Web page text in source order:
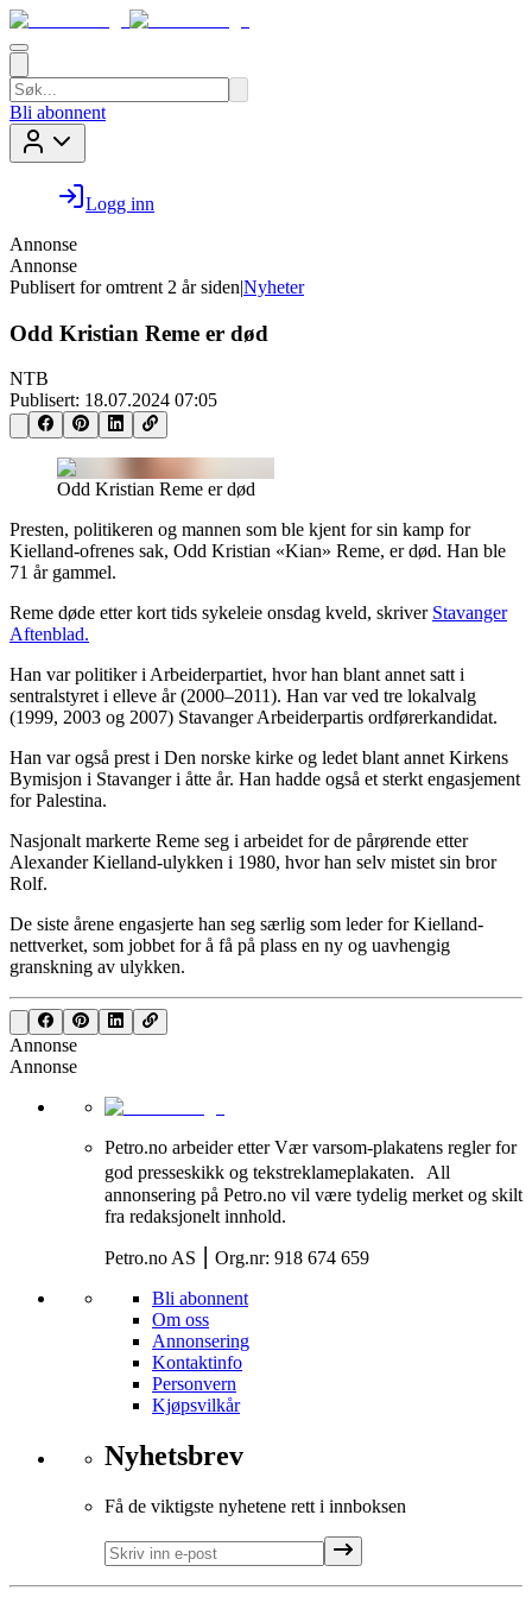
Bli abonnent
Logg inn
Annonse
Annonse
Publisert for omtrent 2 år siden|Nyheter
Odd Kristian Reme er død
NTB
Publisert: 18.07.2024 07:05
Odd Kristian Reme er død
Presten, politikeren og mannen som ble kjent for sin kamp for
Kielland-ofrenes sak, Odd Kristian «Kian» Reme, er død. Han ble
71 år gammel.
Reme døde etter kort tids sykeleie onsdag kveld, skriver Stavanger
Aftenblad.
Han var politiker i Arbeiderpartiet, hvor han blant annet satt i
sentralstyret i elleve år (2000–2011). Han var ved tre lokalvalg
(1999, 2003 og 2007) Stavanger Arbeiderpartis ordførerkandidat.
Han var også prest i Den norske kirke og ledet blant annet Kirkens
Bymisjon i Stavanger i åtte år. Han hadde også et sterkt engasjement
for Palestina.
Nasjonalt markerte Reme seg i arbeidet for de pårørende etter
Alexander Kielland-ulykken i 1980, hvor han selv mistet sin bror
Rolf.
De siste årene engasjerte han seg særlig som leder for Kielland-
nettverket, som jobbet for å få på plass en ny og uavhengig
granskning av ulykken.
Annonse
Annonse
Petro.no arbeider etter Vær varsom-plakatens regler for
god presseskikk og tekstreklameplakaten. All
annonsering på Petro.no vil være tydelig merket og skilt
fra redaksjonelt innhold.
Petro.no AS ⎮ Org.nr: 918 674 659
Bli abonnent
Om oss
Annonsering
Kontaktinfo
Personvern
Kjøpsvilkår
Nyhetsbrev
Få de viktigste nyhetene rett i innboksen